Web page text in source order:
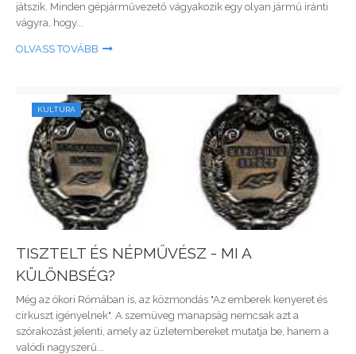
játszik. Minden gépjárművezető vágyakozik egy olyan jármű iránti
vágyra, hogy...
OLVASS TOVÁBB
KULTÚRA
TISZTELT ÉS NÉPMŰVÉSZ - MI A
KÜLÖNBSÉG?
Még az ókori Rómában is, az közmondás "Az emberek kenyeret és
cirkuszt igényelnek". A szemüveg manapság nemcsak azt a
szórakozást jelenti, amely az üzletembereket mutatja be, hanem a
valódi nagyszerű...